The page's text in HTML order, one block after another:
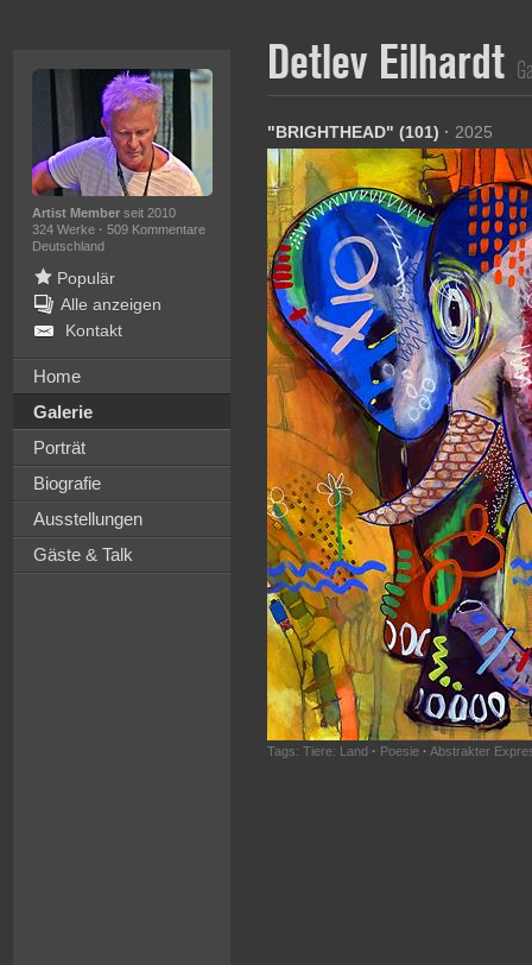
Artist Memberseit 2010
324 Werke · 509 Kommentare
Deutschland
Populär
Alle anzeigen
Kontakt
Home
Galerie
Porträt
Biografie
Ausstellungen
Gäste & Talk
Detlev Eilhardt
"BRIGHTHEAD" (101) · 2025
Tags: Tiere: Land · Poesie · Abstrakter